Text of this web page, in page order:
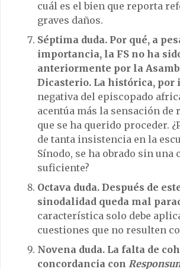
cuál es el bien que reporta
graves daños.
Séptima duda. Por qué, a
importancia, la FS no ha
anteriormente por la
Dicasterio. La histórica, por
negativa del episcopado
acentúa más la sensación de
que se ha querido proceder.
de tanta insistencia en la
Sínodo, se ha obrado sin una
suficiente?
Octava duda. Después de
sinodalidad queda mal
característica solo debe
cuestiones que no resulten
Novena duda. La falta de
concordancia con